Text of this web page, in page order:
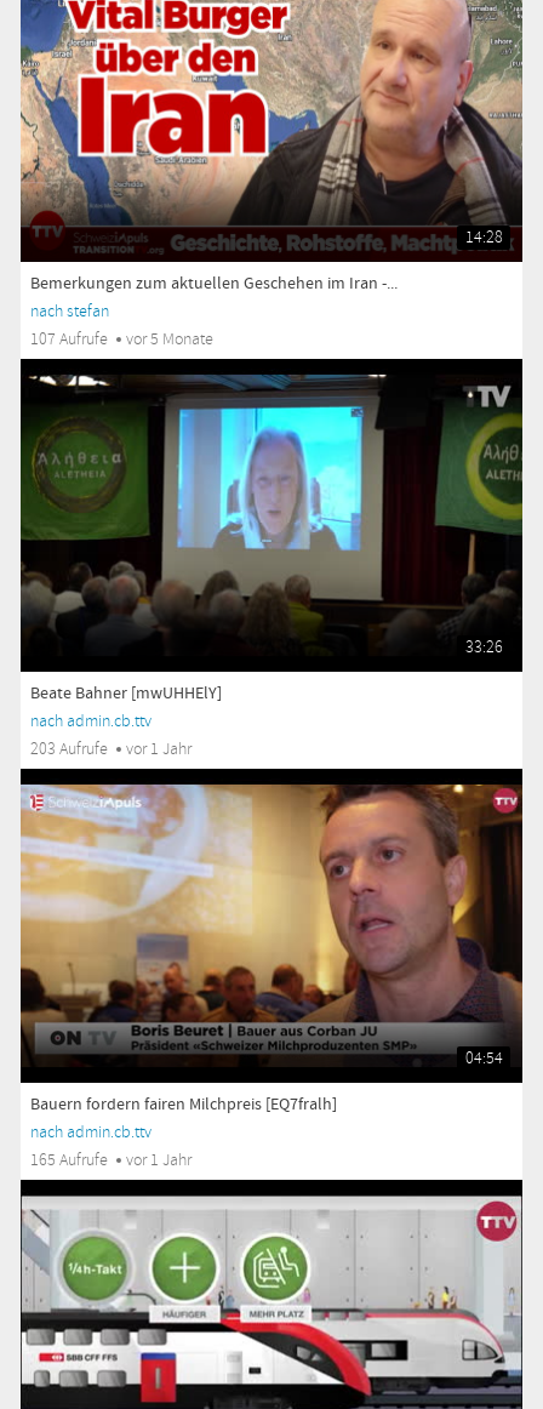
14:28
Bemerkungen zum aktuellen Geschehen im Iran -...
nach stefan
107 Aufrufe
vor 5 Monate
33:26
Beate Bahner [mwUHHElY]
nach admin.cb.ttv
203 Aufrufe
vor 1 Jahr
04:54
Bauern fordern fairen Milchpreis [EQ7fralh]
nach admin.cb.ttv
165 Aufrufe
vor 1 Jahr